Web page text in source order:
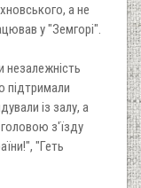
а не
у "Земгорі".
незалежність
підтримали
із залу, а
з'їзду
"Геть